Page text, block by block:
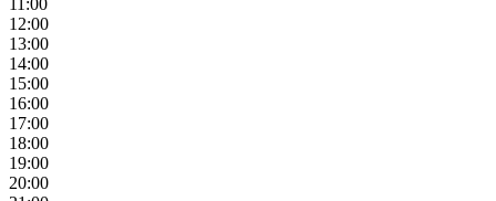
11:00
12:00
13:00
14:00
15:00
16:00
17:00
18:00
19:00
20:00